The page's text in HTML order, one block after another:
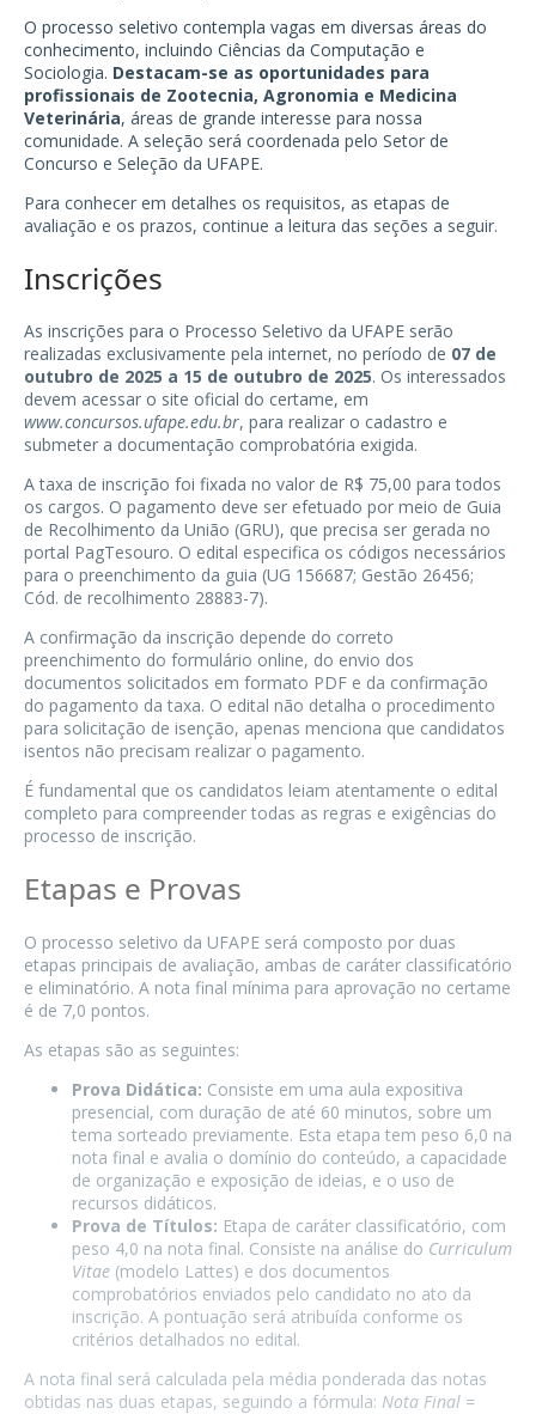
O processo seletivo contempla vagas em diversas áreas do
conhecimento, incluindo Ciências da Computação e
Sociologia. Destacam-se as oportunidades para
profissionais de Zootecnia, Agronomia e Medicina
Veterinária, áreas de grande interesse para nossa
comunidade. A seleção será coordenada pelo Setor de
Concurso e Seleção da UFAPE.
Para conhecer em detalhes os requisitos, as etapas de
avaliação e os prazos, continue a leitura das seções a seguir.
Inscrições
As inscrições para o Processo Seletivo da UFAPE serão
realizadas exclusivamente pela internet, no período de 07 de
outubro de 2025 a 15 de outubro de 2025. Os interessados
devem acessar o site oficial do certame, em
www.concursos.ufape.edu.br, para realizar o cadastro e
submeter a documentação comprobatória exigida.
A taxa de inscrição foi fixada no valor de R$ 75,00 para todos
os cargos. O pagamento deve ser efetuado por meio de Guia
de Recolhimento da União (GRU), que precisa ser gerada no
portal PagTesouro. O edital especifica os códigos necessários
para o preenchimento da guia (UG 156687; Gestão 26456;
Cód. de recolhimento 28883-7).
A confirmação da inscrição depende do correto
preenchimento do formulário online, do envio dos
documentos solicitados em formato PDF e da confirmação
do pagamento da taxa. O edital não detalha o procedimento
para solicitação de isenção, apenas menciona que candidatos
isentos não precisam realizar o pagamento.
É fundamental que os candidatos leiam atentamente o edital
completo para compreender todas as regras e exigências do
processo de inscrição.
Etapas e Provas
O processo seletivo da UFAPE será composto por duas
etapas principais de avaliação, ambas de caráter classificatório
e eliminatório. A nota final mínima para aprovação no certame
é de 7,0 pontos.
As etapas são as seguintes:
Prova Didática: Consiste em uma aula expositiva
presencial, com duração de até 60 minutos, sobre um
tema sorteado previamente. Esta etapa tem peso 6,0 na
nota final e avalia o domínio do conteúdo, a capacidade
de organização e exposição de ideias, e o uso de
recursos didáticos.
Prova de Títulos: Etapa de caráter classificatório, com
peso 4,0 na nota final. Consiste na análise do Curriculum
Vitae (modelo Lattes) e dos documentos
comprobatórios enviados pelo candidato no ato da
inscrição. A pontuação será atribuída conforme os
critérios detalhados no edital.
A nota final será calculada pela média ponderada das notas
obtidas nas duas etapas, seguindo a fórmula: Nota Final =